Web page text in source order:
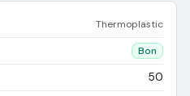
Thermoplastic
Bon
50